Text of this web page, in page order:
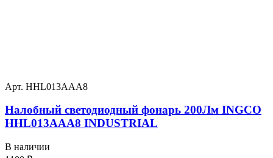
Арт. HHL013AAA8
Налобный светодиодный фонарь 200Лм INGCO
HHL013AAA8 INDUSTRIAL
В наличии